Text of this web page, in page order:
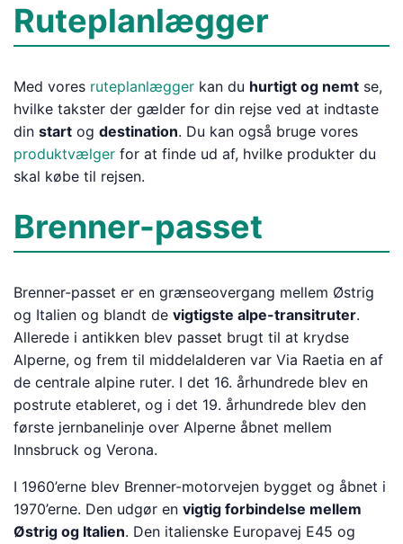
Ruteplanlægger
Med vores ruteplanlægger kan du hurtigt og nemt se,
hvilke takster der gælder for din rejse ved at indtaste
din start og destination. Du kan også bruge vores
produktvælger for at finde ud af, hvilke produkter du
skal købe til rejsen.
Brenner-passet
Brenner-passet er en grænseovergang mellem Østrig
og Italien og blandt de vigtigste alpe-transitruter.
Allerede i antikken blev passet brugt til at krydse
Alperne, og frem til middelalderen var Via Raetia en af
de centrale alpine ruter. I det 16. århundrede blev en
postrute etableret, og i det 19. århundrede blev den
første jernbanelinje over Alperne åbnet mellem
Innsbruck og Verona.
I 1960’erne blev Brenner-motorvejen bygget og åbnet i
1970’erne. Den udgør en vigtig forbindelse mellem
Østrig og Italien. Den italienske Europavej E45 og